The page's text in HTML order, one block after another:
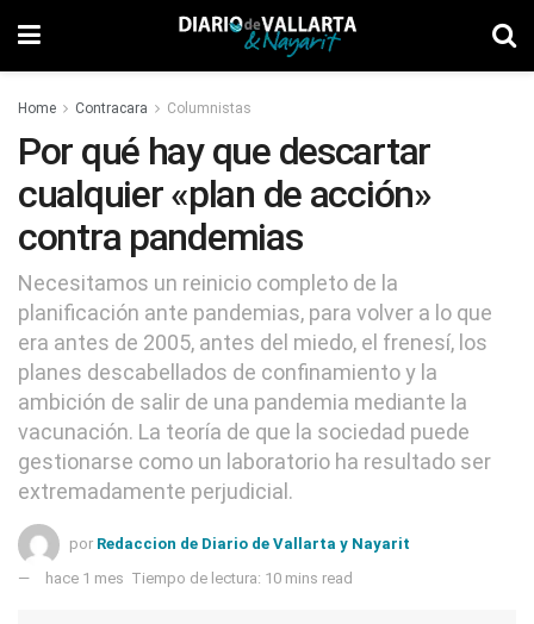
Home Contracara Columnistas
Por qué hay que descartar
cualquier «plan de acción»
contra pandemias
Necesitamos un reinicio completo de la
planificación ante pandemias, para volver a lo que
era antes de 2005, antes del miedo, el frenesí, los
planes descabellados de confinamiento y la
ambición de salir de una pandemia mediante la
vacunación. La teoría de que la sociedad puede
gestionarse como un laboratorio ha resultado ser
extremadamente perjudicial.
por Redaccion de Diario de Vallarta y Nayarit
hace 1 mes Tiempo de lectura: 10 mins read